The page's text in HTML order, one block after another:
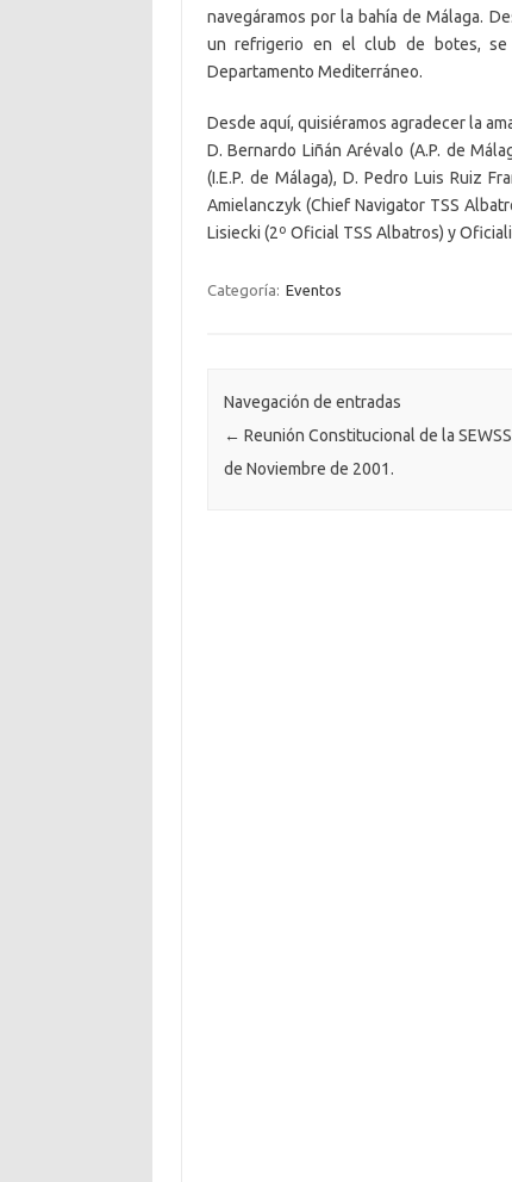
navegáramos por la bahía de Málaga.
un refrigerio en el club de botes, se
Departamento Mediterráneo.
Desde aquí, quisiéramos agradecer la
D. Bernardo Liñán Arévalo (A.P. de
(I.E.P. de Málaga), D. Pedro Luis Ruiz
Amielanczyk (Chief Navigator TSS
Lisiecki (2º Oficial TSS Albatros) y
Categoría: Eventos
Navegación de entradas
← Reunión Constitucional de la
de Noviembre de 2001.